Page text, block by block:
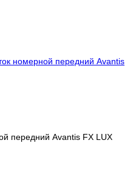
передний Avantis FX LUX